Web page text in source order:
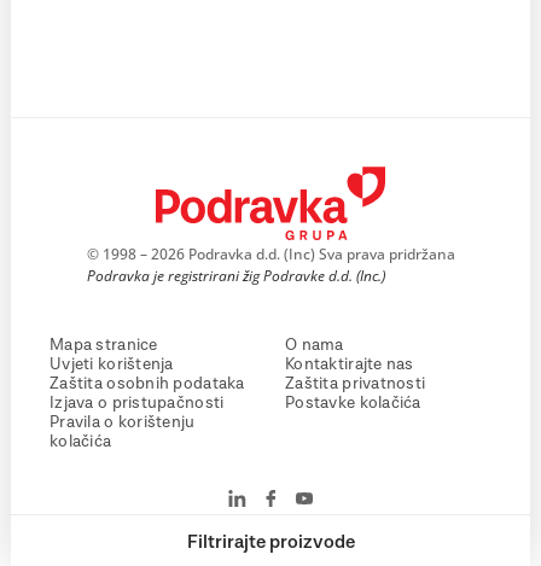
Filtrirajte proizvode
© 1998 – 2026 Podravka d.d. (Inc) Sva prava pridržana
Podravka je registrirani žig Podravke d.d. (Inc.)
Mapa stranice
Uvjeti korištenja
Zaštita osobnih podataka
Izjava o pristupačnosti
Pravila o korištenju
kolačića
O nama
Kontaktirajte nas
Zaštita privatnosti
Postavke kolačića